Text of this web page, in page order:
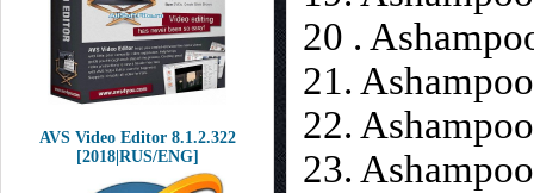
AVS Video Editor 8.1.2.322
[2018|RUS/ENG]
20 .
21.
22.
23.